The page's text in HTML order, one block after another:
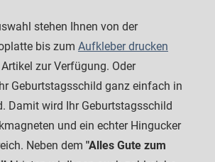
stehen Ihnen von der
bis zum Aufkleber drucken
zur Verfügung. Oder
Geburtstagsschild ganz einfach in
Damit wird Ihr Geburtstagsschild
und ein echter Hingucker
Neben dem "Alles Gute zum